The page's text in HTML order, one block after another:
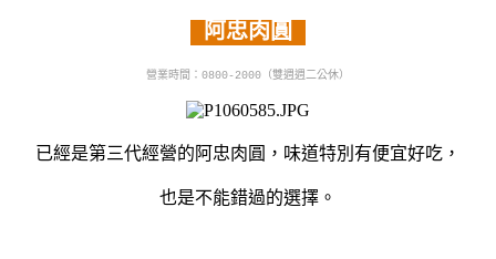
阿忠肉圓
營業時間：0800-2000（雙週週二公休）
已經是第三代經營的阿忠肉圓，味道特別有便宜好吃，
也是不能錯過的選擇。